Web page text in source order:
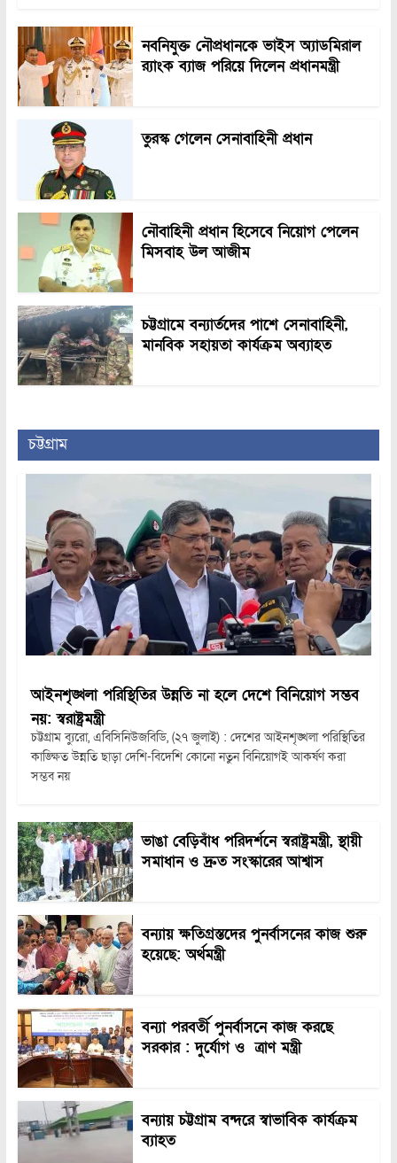
নবনিযুক্ত নৌপ্রধানকে ভাইস অ্যাডমিরাল
র‍্যাংক ব্যাজ পরিয়ে দিলেন প্রধানমন্ত্রী
তুরস্ক গেলেন সেনাবাহিনী প্রধান
নৌবাহিনী প্রধান হিসেবে নিয়োগ পেলেন
মিসবাহ উল আজীম
চট্টগ্রামে বন্যার্তদের পাশে সেনাবাহিনী,
মানবিক সহায়তা কার্যক্রম অব্যাহত
চট্টগ্রাম
আইনশৃঙ্খলা পরিস্থিতির উন্নতি না হলে দেশে বিনিয়োগ সম্ভব
নয়: স্বরাষ্ট্রমন্ত্রী
চট্টগ্রাম ব্যুরো, এবিসিনিউজবিডি, (২৭ জুলাই) : দেশের আইনশৃঙ্খলা পরিস্থিতির
কাঙ্ক্ষিত উন্নতি ছাড়া দেশি-বিদেশি কোনো নতুন বিনিয়োগই আকর্ষণ করা
সম্ভব নয়
ভাঙা বেড়িবাঁধ পরিদর্শনে স্বরাষ্ট্রমন্ত্রী, স্থায়ী
সমাধান ও দ্রুত সংস্কারের আশ্বাস
বন্যায় ক্ষতিগ্রস্তদের পুনর্বাসনের কাজ শুরু
হয়েছে: অর্থমন্ত্রী
বন্যা পরবর্তী পুনর্বাসনে কাজ করছে
সরকার : দুর্যোগ ও ত্রাণ মন্ত্রী
বন্যায় চট্টগ্রাম বন্দরে স্বাভাবিক কার্যক্রম
ব্যাহত